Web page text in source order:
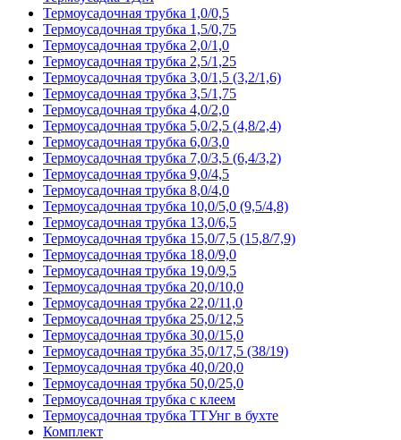
Термоусадочная трубка 1,0/0,5
Термоусадочная трубка 1,5/0,75
Термоусадочная трубка 2,0/1,0
Термоусадочная трубка 2,5/1,25
Термоусадочная трубка 3,0/1,5 (3,2/1,6)
Термоусадочная трубка 3,5/1,75
Термоусадочная трубка 4,0/2,0
Термоусадочная трубка 5,0/2,5 (4,8/2,4)
Термоусадочная трубка 6,0/3,0
Термоусадочная трубка 7,0/3,5 (6,4/3,2)
Термоусадочная трубка 9,0/4,5
Термоусадочная трубка 8,0/4,0
Термоусадочная трубка 10,0/5,0 (9,5/4,8)
Термоусадочная трубка 13,0/6,5
Термоусадочная трубка 15,0/7,5 (15,8/7,9)
Термоусадочная трубка 18,0/9,0
Термоусадочная трубка 19,0/9,5
Термоусадочная трубка 20,0/10,0
Термоусадочная трубка 22,0/11,0
Термоусадочная трубка 25,0/12,5
Термоусадочная трубка 30,0/15,0
Термоусадочная трубка 35,0/17,5 (38/19)
Термоусадочная трубка 40,0/20,0
Термоусадочная трубка 50,0/25,0
Термоусадочная трубка с клеем
Термоусадочная трубка ТТУнг в бухте
Комплект